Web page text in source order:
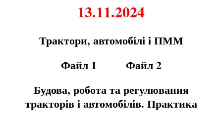
13.11.2024
Трактори, автомобілі і ПММ
Файл 1
Файл 2
Будова, робота та регулювання
тракторів і автомобілів. Практика